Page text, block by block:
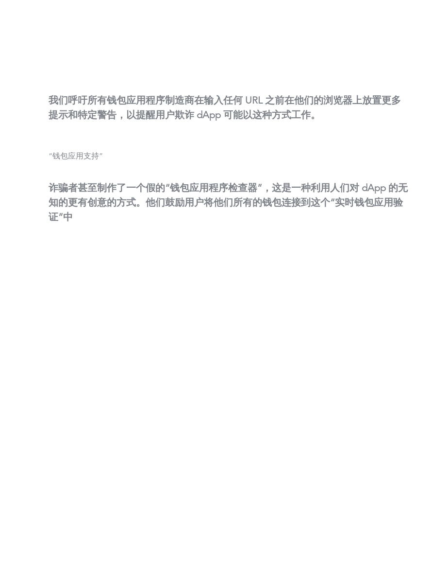
我们呼吁所有钱包应用程序制造商在输入任何 URL 之前在他们的浏览器上放置更多
提示和特定警告，以提醒用户欺诈 dApp 可能以这种方式工作。
“钱包应用支持”
诈骗者甚至制作了一个假的“钱包应用程序检查器”，这是一种利用人们对 dApp 的无
知的更有创意的方式。他们鼓励用户将他们所有的钱包连接到这个“实时钱包应用验
证”中